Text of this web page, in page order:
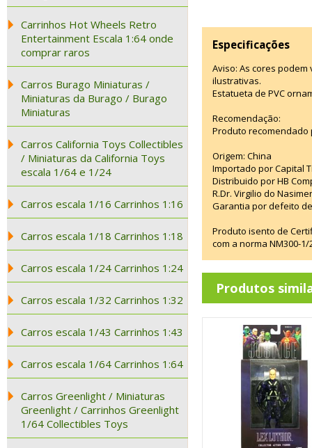
Carrinhos Hot Wheels Retro
Entertainment Escala 1:64 onde
comprar raros
Carros Burago Miniaturas /
Miniaturas da Burago / Burago
Miniaturas
Carros California Toys Collectibles
/ Miniaturas da California Toys
escala 1/64 e 1/24
Carros escala 1/16 Carrinhos 1:16
Carros escala 1/18 Carrinhos 1:18
Carros escala 1/24 Carrinhos 1:24
Carros escala 1/32 Carrinhos 1:32
Carros escala 1/43 Carrinhos 1:43
Carros escala 1/64 Carrinhos 1:64
Carros Greenlight / Miniaturas
Greenlight / Carrinhos Greenlight
1/64 Collectibles Toys
Especificações
Aviso: As cores
ilustrativas.
Estatueta de PVC
Recomendação:
Produto recomendado
Origem: China
Importado por Capital
Distribuido por HB
R.Dr. Virgilio do
Garantia por defeito
Produto isento de
com a norma NM300-
Produtos